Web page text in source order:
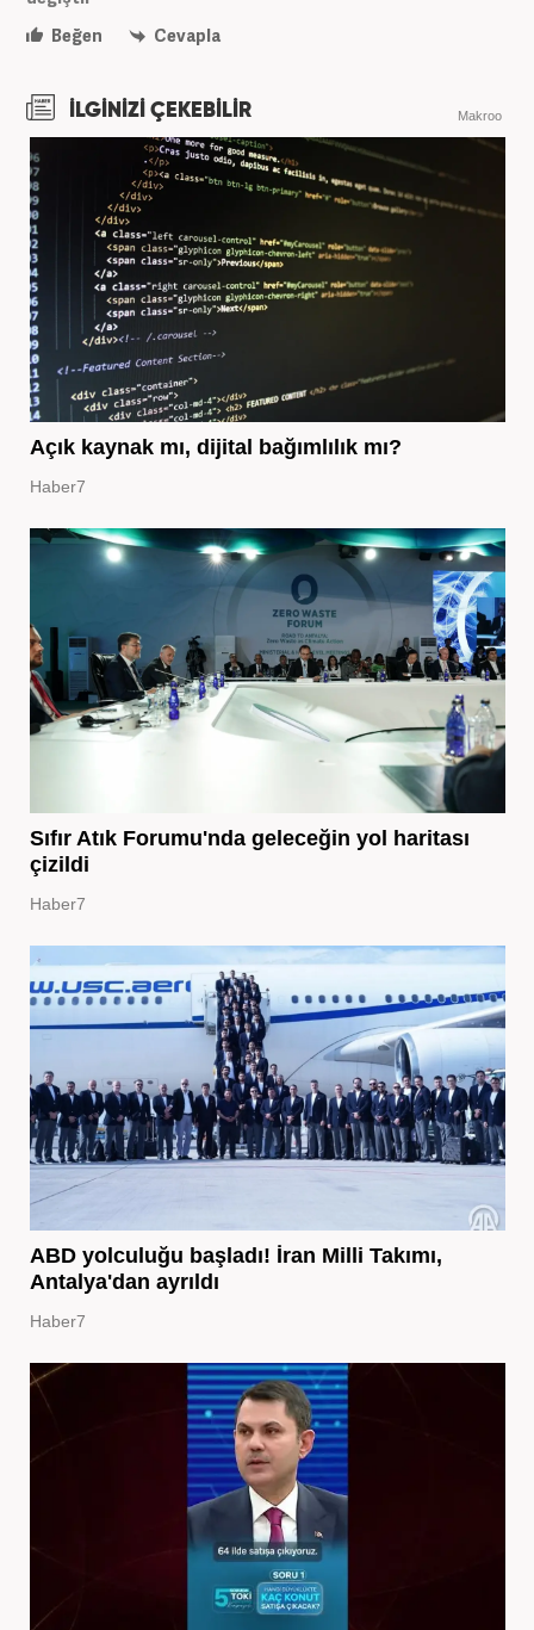
Beğen
Cevapla
İLGİNİZİ ÇEKEBİLİR Makroo
Açık kaynak mı, dijital bağımlılık mı?
Haber7
Sıfır Atık Forumu'nda geleceğin yol haritası
çizildi
Haber7
ABD yolculuğu başladı! İran Milli Takımı,
Antalya'dan ayrıldı
Haber7